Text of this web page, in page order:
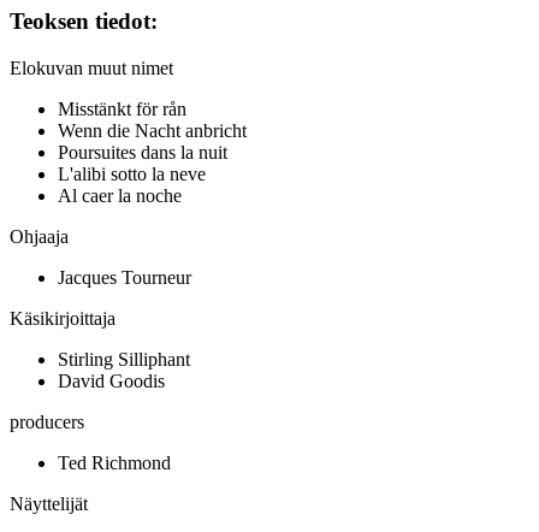
Teoksen tiedot:
Elokuvan muut nimet
Misstänkt för rån
Wenn die Nacht anbricht
Poursuites dans la nuit
L'alibi sotto la neve
Al caer la noche
Ohjaaja
Jacques Tourneur
Käsikirjoittaja
Stirling Silliphant
David Goodis
producers
Ted Richmond
Näyttelijät